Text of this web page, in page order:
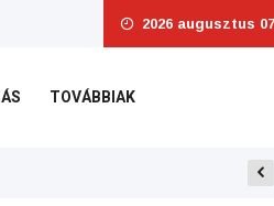
2026 augusztus
TOVÁBBIAK
Videó: